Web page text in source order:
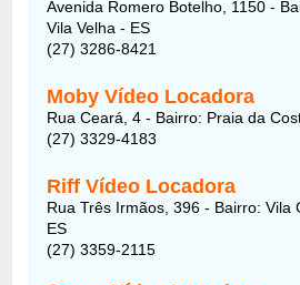
Avenida Romero Botelho, 1150 -
Vila Velha - ES
(27) 3286-8421
Moby Vídeo Locadora
Rua Ceará, 4 - Bairro: Praia da
(27) 3329-4183
Riff Vídeo Locadora
Rua Três Irmãos, 396 - Bairro: Vila
ES
(27) 3359-2115